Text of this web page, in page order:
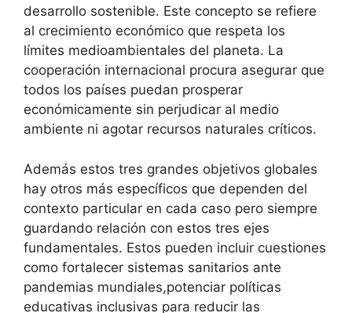
desarrollo sostenible. Este concepto se refiere
al crecimiento económico que respeta los
límites medioambientales del planeta. La
cooperación internacional procura asegurar que
todos los países puedan prosperar
económicamente sin perjudicar al medio
ambiente ni agotar recursos naturales críticos.
Además estos tres grandes objetivos globales
hay otros más específicos que dependen del
contexto particular en cada caso pero siempre
guardando relación con estos tres ejes
fundamentales. Estos pueden incluir cuestiones
como fortalecer sistemas sanitarios ante
pandemias mundiales,potenciar políticas
educativas inclusivas para reducir las